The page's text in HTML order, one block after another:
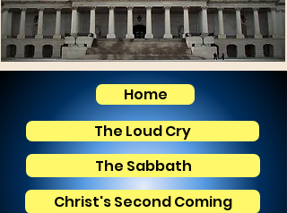
Home
The Loud Cry
The Sabbath
Christ's Second Coming